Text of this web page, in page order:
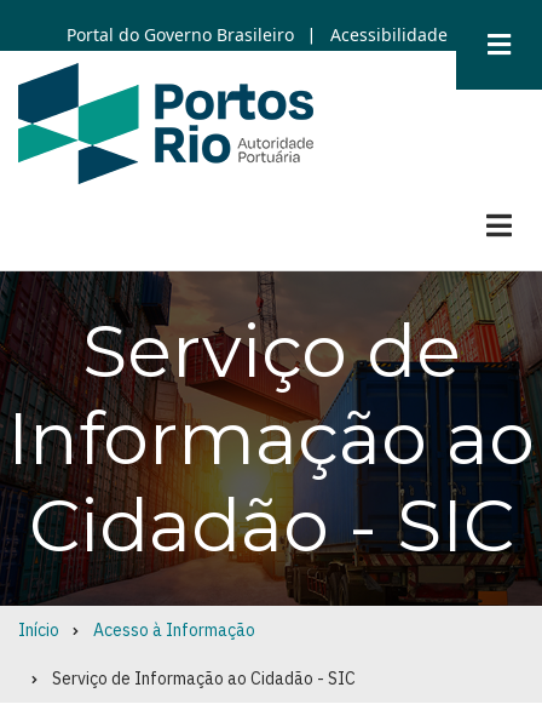
to
main
content
Portal do Governo Brasileiro | Acessibilidade
Serviço de
Informação ao
Cidadão - SIC
Breadcrumb
Início Acesso à Informação
Serviço de Informação ao Cidadão - SIC